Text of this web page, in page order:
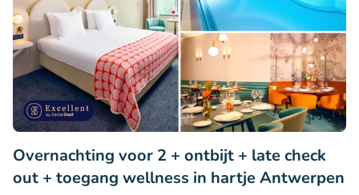
Overnachting voor 2 + ontbijt + late check
out + toegang wellness in hartje Antwerpen